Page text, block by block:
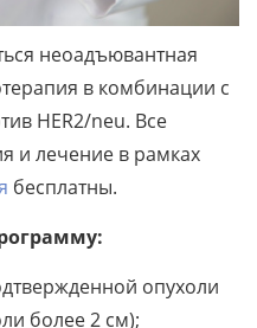
неоадъювантная
в комбинации с
HER2/neu. Все
и лечение в рамках
бесплатны.
опухоли
более 2 см);